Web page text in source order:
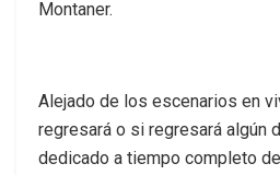
Montaner.
Alejado de los escenarios en
regresará o si regresará algún
dedicado a tiempo completo